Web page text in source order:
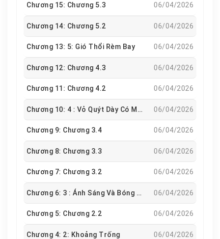
Chương 15: Chương 5.3 06/04/2026
Chương 14: Chương 5.2 06/04/2026
Chương 13: 5: Gió Thổi Rèm Bay 06/04/2026
Chương 12: Chương 4.3 06/04/2026
Chương 11: Chương 4.2 06/04/2026
Chương 10: 4 : Vỏ Quýt Dày Có Móng Tay Nhọn 06/04/2026
Chương 9: Chương 3.4 06/04/2026
Chương 8: Chương 3.3 06/04/2026
Chương 7: Chương 3.2 06/04/2026
Chương 6: 3 : Ánh Sáng Và Bóng Tối 06/04/2026
Chương 5: Chương 2.2 06/04/2026
Chương 4: 2: Khoảng Trống 06/04/2026